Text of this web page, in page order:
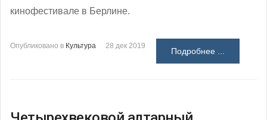
кинофестивале в Берлине.
Опубликовано в Культура 28 дек 2019
Подробнее ...